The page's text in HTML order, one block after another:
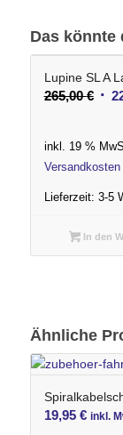
Das
Lupine SL A
265,00€
inkl. 19 %
Versandkosten
Lieferzeit: 3-5
In den
Ähnliche
19,95 € inkl.